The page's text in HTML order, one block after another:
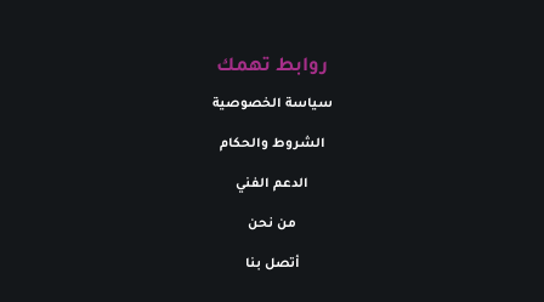
روابط تهمك
سياسة الخصوصية
الشروط والحكام
الدعم الفني
من نحن
أتصل بنا